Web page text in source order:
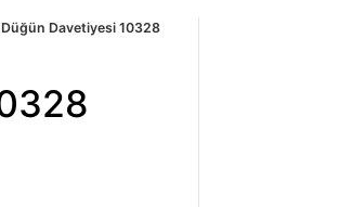
Düğün Davetiyesi 10328